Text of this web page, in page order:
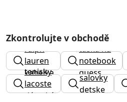
Zkontrolujte v obchodě
ralph
lauren
kabelka
taška na
notebook
guess
tenisky
lacoste
dámské
salovky
detske